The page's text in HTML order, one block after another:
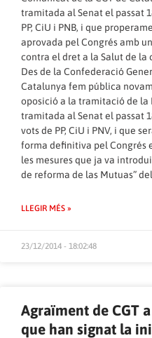
tramitada al Senat el passat
PP, CiU i PNB, i que
aprovada pel Congrés amb
contra el dret a la Salut de la
Des de la Confederació
Catalunya fem pública
oposició a la tramitació de la
tramitada al Senat el passat
vots de PP, CiU i PNV, i que
forma definitiva pel Congrés
les mesures que ja va
de reforma de las Mutuas”
LLEGIR MÉS »
23/12/2014 - 18:02:48
Agraïment de CGT
que han signat la